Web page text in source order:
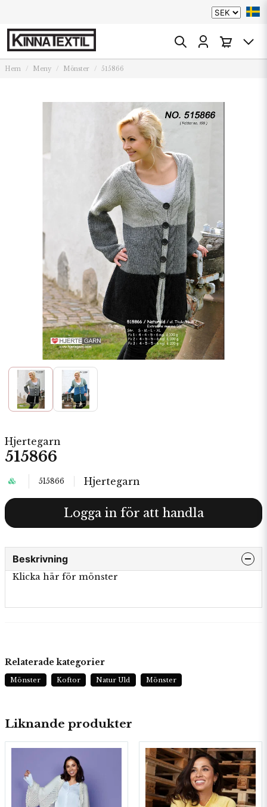
Hem Meny Mönster 515866
Hjertegarn
515866
515866 Hjertegarn
Logga in för att handla
Beskrivning
Klicka här för mönster
Liknande produkter
Relaterade kategorier
Mönster Koftor Natur Uld Mönster